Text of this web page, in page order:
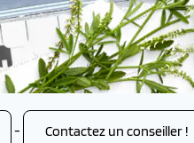
- Contactez un conseiller !